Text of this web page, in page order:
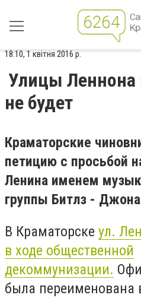
18:10, 1 квітня 2016 р.
Улицы Леннона
не будет
Краматорские
петицию с просьбой
Ленина именем
группы Битлз -
В Краматорске ул.
в ходе общественной
декоммунизации.
была переименована